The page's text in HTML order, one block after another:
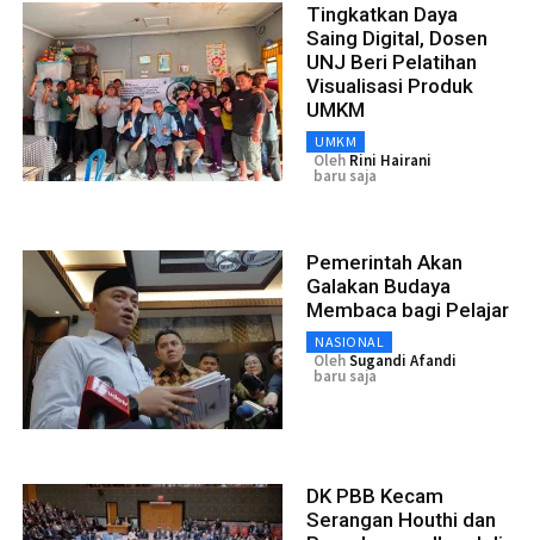
Tingkatkan Daya
Saing Digital, Dosen
UNJ Beri Pelatihan
Visualisasi Produk
UMKM
UMKM
Oleh Rini Hairani
baru saja
Pemerintah Akan
Galakan Budaya
Membaca bagi Pelajar
NASIONAL
OlehSugandi Afandi
baru saja
DK PBB Kecam
Serangan Houthi dan